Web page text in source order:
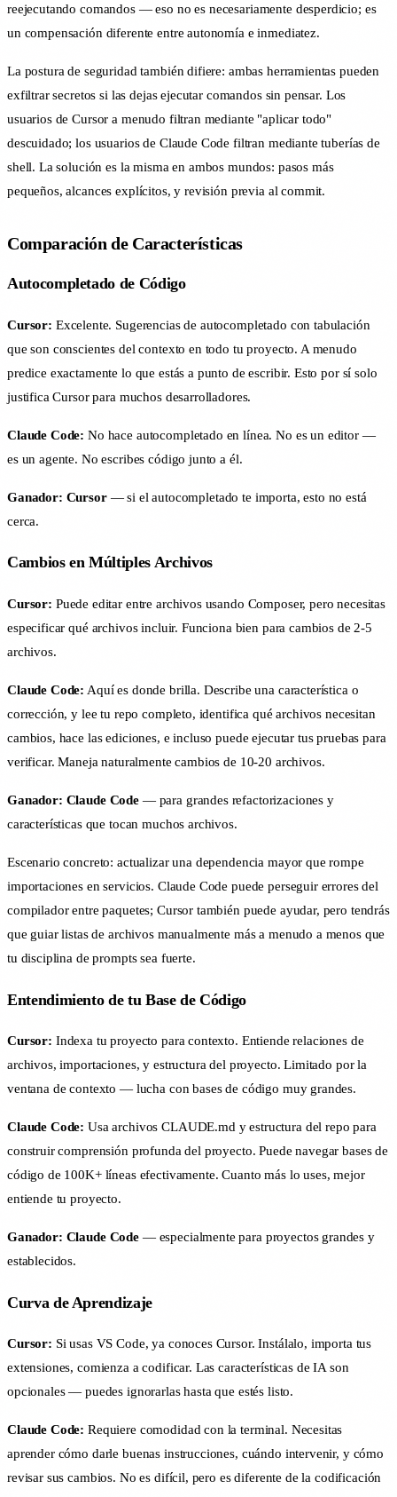
reejecutando comandos — eso no es necesariamente desperdicio; es
un compensación diferente entre autonomía e inmediatez.
La postura de seguridad también difiere: ambas herramientas pueden
exfiltrar secretos si las dejas ejecutar comandos sin pensar. Los
usuarios de Cursor a menudo filtran mediante "aplicar todo"
descuidado; los usuarios de Claude Code filtran mediante tuberías de
shell. La solución es la misma en ambos mundos: pasos más
pequeños, alcances explícitos, y revisión previa al commit.
Comparación de Características
Autocompletado de Código
Cursor: Excelente. Sugerencias de autocompletado con tabulación
que son conscientes del contexto en todo tu proyecto. A menudo
predice exactamente lo que estás a punto de escribir. Esto por sí solo
justifica Cursor para muchos desarrolladores.
Claude Code: No hace autocompletado en línea. No es un editor —
es un agente. No escribes código junto a él.
Ganador: Cursor— si el autocompletado te importa, esto no está
cerca.
Cambios en Múltiples Archivos
Cursor: Puede editar entre archivos usando Composer, pero necesitas
especificar qué archivos incluir. Funciona bien para cambios de 2-5
archivos.
Claude Code: Aquí es donde brilla. Describe una característica o
corrección, y lee tu repo completo, identifica qué archivos necesitan
cambios, hace las ediciones, e incluso puede ejecutar tus pruebas para
verificar. Maneja naturalmente cambios de 10-20 archivos.
Ganador: Claude Code — para grandes refactorizaciones y
características que tocan muchos archivos.
Escenario concreto: actualizar una dependencia mayor que rompe
importaciones en servicios. Claude Code puede perseguir errores del
compilador entre paquetes; Cursor también puede ayudar, pero tendrás
que guiar listas de archivos manualmente más a menudo a menos que
tu disciplina de prompts sea fuerte.
Entendimiento de tu Base de Código
Cursor: Indexa tu proyecto para contexto. Entiende relaciones de
archivos, importaciones, y estructura del proyecto. Limitado por la
ventana de contexto — lucha con bases de código muy grandes.
Claude Code: Usa archivos CLAUDE.md y estructura del repo para
construir comprensión profunda del proyecto. Puede navegar bases de
código de 100K+ líneas efectivamente. Cuanto más lo uses, mejor
entiende tu proyecto.
Ganador: Claude Code — especialmente para proyectos grandes y
establecidos.
Curva de Aprendizaje
Cursor: Si usas VS Code, ya conoces Cursor. Instálalo, importa tus
extensiones, comienza a codificar. Las características de IA son
opcionales — puedes ignorarlas hasta que estés listo.
Claude Code: Requiere comodidad con la terminal. Necesitas
aprender cómo darle buenas instrucciones, cuándo intervenir, y cómo
revisar sus cambios. No es difícil, pero es diferente de la codificación